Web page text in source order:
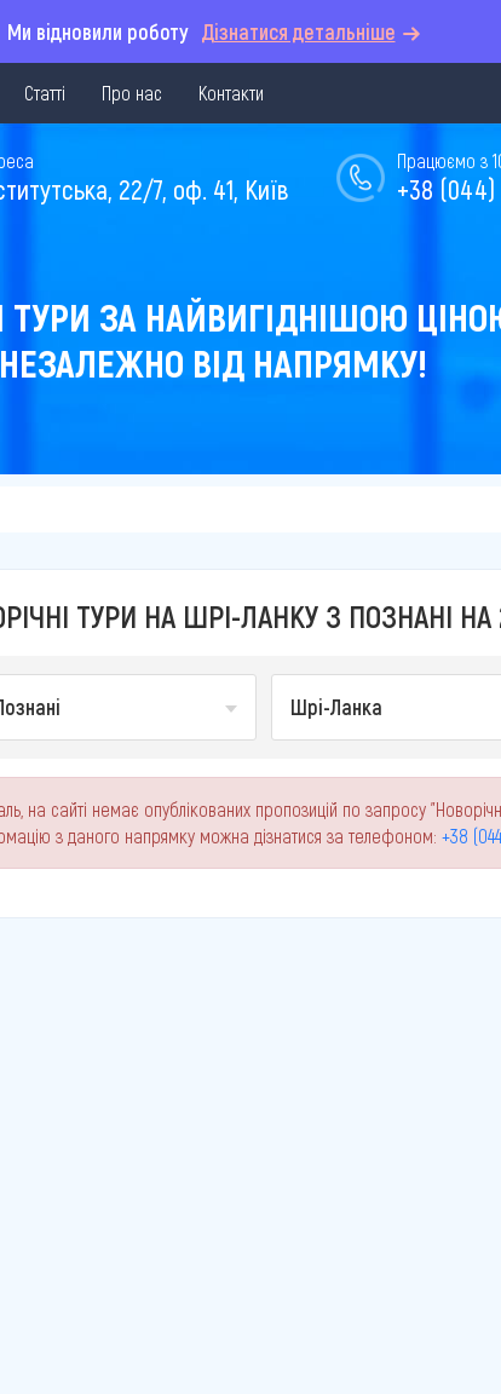
Ми відновили роботу Дізнатися детальніше
Статті Про нас Контакти
Працюємо з
+38 (044)
22/7, оф. 41, Київ
ТУРИ ЗА НАЙВИГІДНІШОЮ
НЕЗАЛЕЖНО ВІД НАПРЯМКУ!
ТУРИ НА ШРІ-ЛАНКУ З ПОЗНАНІ НА
Шрі-Ланка
на сайті немає опублікованих пропозицій по запросу
з даного напрямку можна дізнатися за телефоном: +38